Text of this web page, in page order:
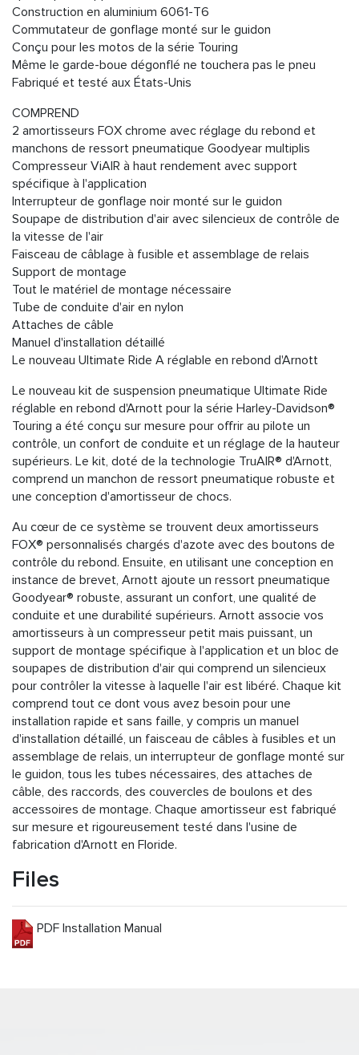
Construction en aluminium 6061-T6
Commutateur de gonflage monté sur le guidon
Conçu pour les motos de la série Touring
Même le garde-boue dégonflé ne touchera pas le pneu
Fabriqué et testé aux États-Unis
COMPREND
2 amortisseurs FOX chrome avec réglage du rebond et
manchons de ressort pneumatique Goodyear multiplis
Compresseur ViAIR à haut rendement avec support
spécifique à l'application
Interrupteur de gonflage noir monté sur le guidon
Soupape de distribution d'air avec silencieux de contrôle de
la vitesse de l'air
Faisceau de câblage à fusible et assemblage de relais
Support de montage
Tout le matériel de montage nécessaire
Tube de conduite d'air en nylon
Attaches de câble
Manuel d'installation détaillé
Le nouveau Ultimate Ride A réglable en rebond d'Arnott
Le nouveau kit de suspension pneumatique Ultimate Ride
réglable en rebond d'Arnott pour la série Harley-Davidson®
Touring a été conçu sur mesure pour offrir au pilote un
contrôle, un confort de conduite et un réglage de la hauteur
supérieurs. Le kit, doté de la technologie TruAIR® d'Arnott,
comprend un manchon de ressort pneumatique robuste et
une conception d'amortisseur de chocs.
Au cœur de ce système se trouvent deux amortisseurs
FOX® personnalisés chargés d'azote avec des boutons de
contrôle du rebond. Ensuite, en utilisant une conception en
instance de brevet, Arnott ajoute un ressort pneumatique
Goodyear® robuste, assurant un confort, une qualité de
conduite et une durabilité supérieurs. Arnott associe vos
amortisseurs à un compresseur petit mais puissant, un
support de montage spécifique à l'application et un bloc de
soupapes de distribution d'air qui comprend un silencieux
pour contrôler la vitesse à laquelle l'air est libéré. Chaque kit
comprend tout ce dont vous avez besoin pour une
installation rapide et sans faille, y compris un manuel
d'installation détaillé, un faisceau de câbles à fusibles et un
assemblage de relais, un interrupteur de gonflage monté sur
le guidon, tous les tubes nécessaires, des attaches de
câble, des raccords, des couvercles de boulons et des
accessoires de montage. Chaque amortisseur est fabriqué
sur mesure et rigoureusement testé dans l'usine de
fabrication d'Arnott en Floride.
Files
PDF Installation Manual